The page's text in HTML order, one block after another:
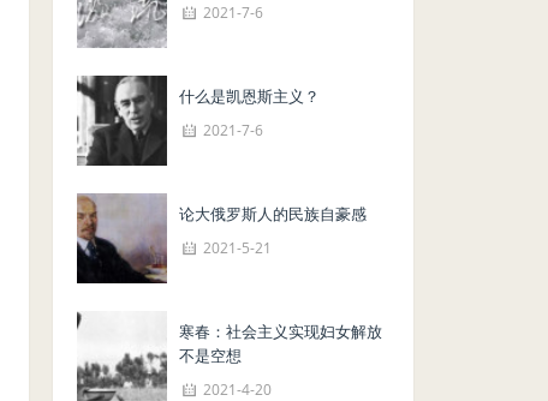
2021-7-6
什么是凯恩斯主义？
2021-7-6
论大俄罗斯人的民族自豪感
2021-5-21
寒春：社会主义实现妇女解放
不是空想
2021-4-20